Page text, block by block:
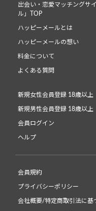
出会い・恋愛マッチングサ
ル」TOP
ハッピーメールとは
ハッピーメールの想い
料金について
よくある質問
新規女性会員登録 18歳以上
新規男性会員登録 18歳以上
会員ログイン
ヘルプ
会員規約
プライバシーポリシー
会社概要/特定商取引法に基